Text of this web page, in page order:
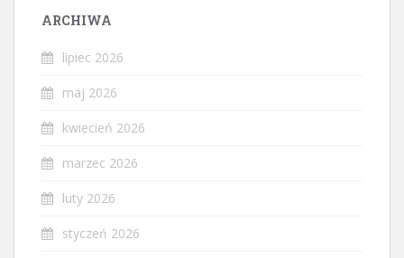
ARCHIWA
lipiec 2026
maj 2026
kwiecień 2026
marzec 2026
luty 2026
styczeń 2026